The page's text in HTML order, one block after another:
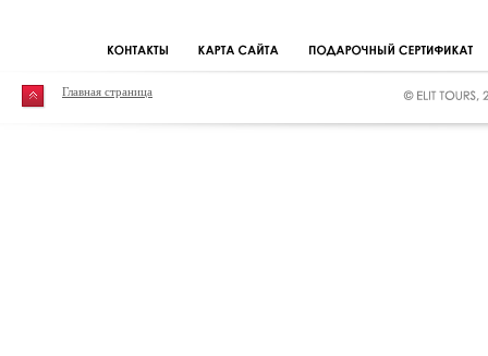
Главная страница